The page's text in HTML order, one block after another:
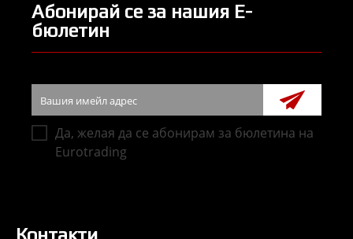
Абонирай се за нашия Е-
бюлетин
Контакти